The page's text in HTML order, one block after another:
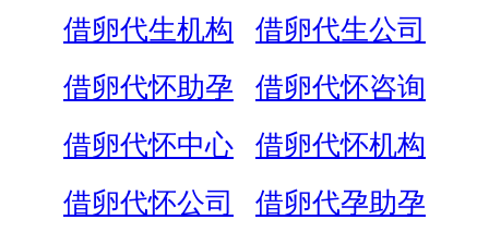
借卵代生机构
借卵代生公司
借卵代怀助孕
借卵代怀咨询
借卵代怀中心
借卵代怀机构
借卵代怀公司
借卵代孕助孕